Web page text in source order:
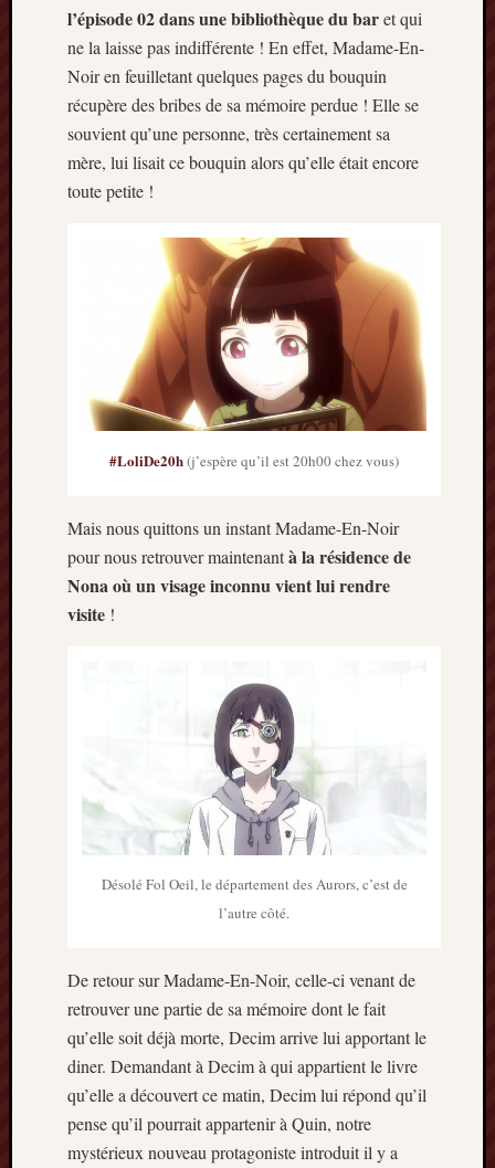
l’épisode 02 dans une bibliothèque du baret qui
ne la laisse pas indifférente ! En effet, Madame-En-
Noir en feuilletant quelques pages du bouquin
récupère des bribes de sa mémoire perdue ! Elle se
souvient qu’une personne, très certainement sa
mère, lui lisait ce bouquin alors qu’elle était encore
toute petite !
#LoliDe20h(j’espère qu’il est 20h00 chez vous)
Mais nous quittons un instant Madame-En-Noir
pour nous retrouver maintenantà la résidence de
Nona où un visage inconnu vient lui rendre
visite !
Désolé Fol Oeil, le département des Aurors, c’est de
l’autre côté.
De retour sur Madame-En-Noir, celle-ci venant de
retrouver une partie de sa mémoire dont le fait
qu’elle soit déjà morte, Decim arrive lui apportant le
diner. Demandant à Decim à qui appartient le livre
qu’elle a découvert ce matin, Decim lui répond qu’il
pense qu’il pourrait appartenir à Quin, notre
mystérieux nouveau protagoniste introduit il y a